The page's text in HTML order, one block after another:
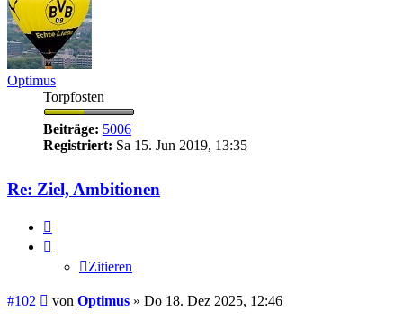
Optimus
Torpfosten
Beiträge: 5006
Registriert: Sa 15. Jun 2019, 13:35
Re: Ziel, Ambitionen
Zitieren
#102 Beitrag
von Optimus » Do 18. Dez 2025, 12:46